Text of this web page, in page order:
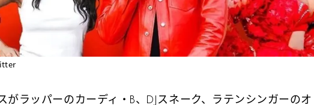
がラッパーのカーディ・B、DJスネーク、ラテンシンガーのオ